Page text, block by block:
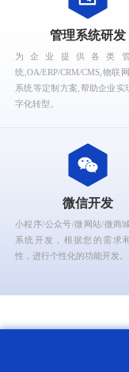
管理系统研发
为企业提供各类
统,OA/ERP/CRM/CMS,物联
系统等定制方案,帮助企业实
字化转型。
微信开发
小程序/公众号/微网站/微商
系统开发，根据您的需求
性，进行个性化的功能开发。